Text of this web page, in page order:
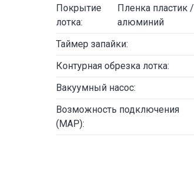
Покрытие
лотка:
Пленка пластик /
алюминий
Таймер запайки:
Контурная обрезка лотка:
Вакуумный насос:
Возможность подключения
(MAP):